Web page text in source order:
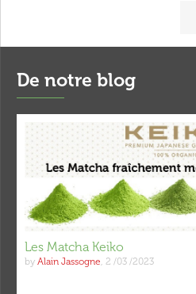
De notre blog
Les Matcha Keiko
by Alain Jassogne 2 /03 /2023